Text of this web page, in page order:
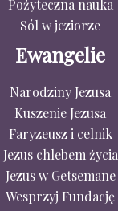
Pożyteczna nauka
Sól w jeziorze
Ewangelie
Narodziny Jezusa
Kuszenie Jezusa
Faryzeusz i celnik
Jezus chlebem życia
Jezus w Getsemane
Wesprzyj Fundację